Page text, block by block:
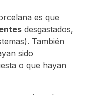
es que
desgastados,
También
sido
o que hayan